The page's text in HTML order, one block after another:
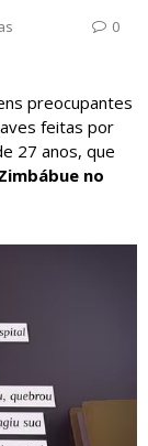
0
preocupantes
feitas por
27 anos, que
no